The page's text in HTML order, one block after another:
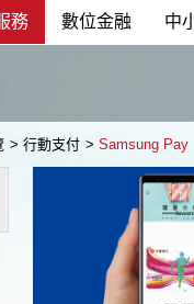
務 數位金融 中
> 行動支付 > Samsung Pay